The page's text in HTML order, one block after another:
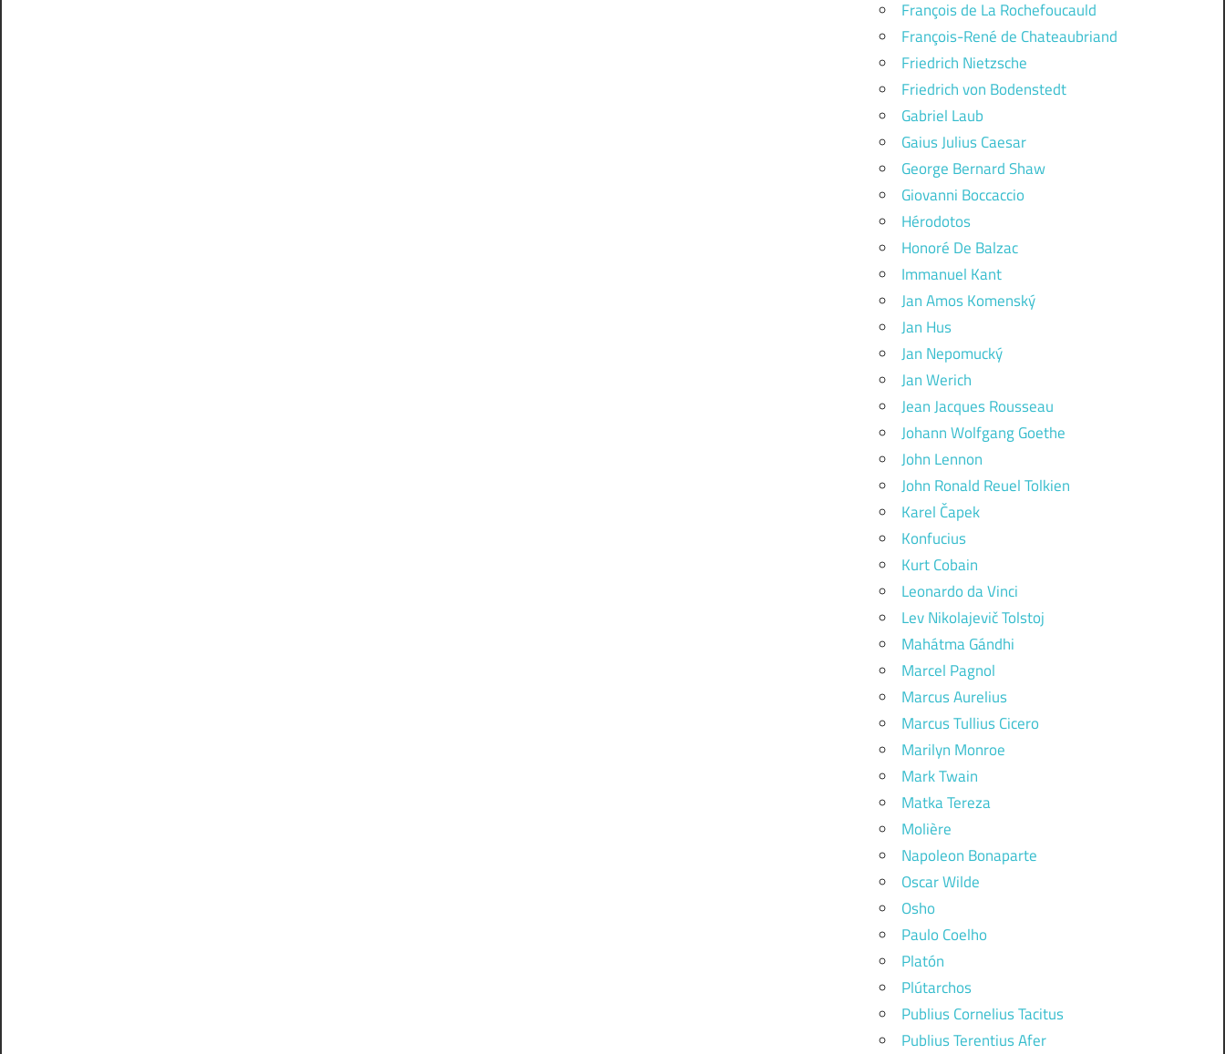
François de La Rochefoucauld
François-René de Chateaubriand
Friedrich Nietzsche
Friedrich von Bodenstedt
Gabriel Laub
Gaius Julius Caesar
George Bernard Shaw
Giovanni Boccaccio
Hérodotos
Honoré De Balzac
Immanuel Kant
Jan Amos Komenský
Jan Hus
Jan Nepomucký
Jan Werich
Jean Jacques Rousseau
Johann Wolfgang Goethe
John Lennon
John Ronald Reuel Tolkien
Karel Čapek
Konfucius
Kurt Cobain
Leonardo da Vinci
Lev Nikolajevič Tolstoj
Mahátma Gándhi
Marcel Pagnol
Marcus Aurelius
Marcus Tullius Cicero
Marilyn Monroe
Mark Twain
Matka Tereza
Molière
Napoleon Bonaparte
Oscar Wilde
Osho
Paulo Coelho
Platón
Plútarchos
Publius Cornelius Tacitus
Publius Terentius Afer